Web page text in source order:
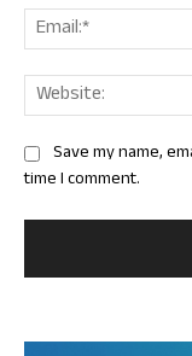
Save my name,
time I comment.